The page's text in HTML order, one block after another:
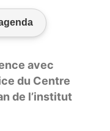
avec
du Centre
de l’institut